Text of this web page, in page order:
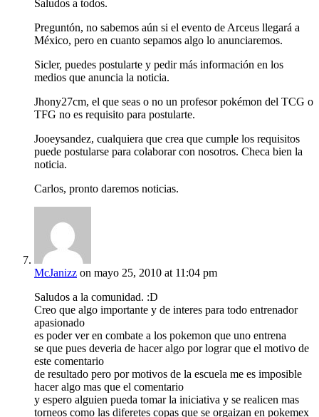
Saludos a todos.
Preguntón, no sabemos aún si el evento de Arceus llegará a
México, pero en cuanto sepamos algo lo anunciaremos.
Sicler, puedes postularte y pedir más información en los
medios que anuncia la noticia.
Jhony27cm, el que seas o no un profesor pokémon del TCG o
TFG no es requisito para postularte.
Jooeysandez, cualquiera que crea que cumple los requisitos
puede postularse para colaborar con nosotros. Checa bien la
noticia.
Carlos, pronto daremos noticias.
McJanizz on mayo 25, 2010 at 11:04 pm
Saludos a la comunidad. :D
Creo que algo importante y de interes para todo entrenador
apasionado
es poder ver en combate a los pokemon que uno entrena
se que pues deveria de hacer algo por lograr que el motivo de
este comentario
de resultado pero por motivos de la escuela me es imposible
hacer algo mas que el comentario
y espero alguien pueda tomar la iniciativa y se realicen mas
torneos como las diferetes copas que se orgaizan en pokemex